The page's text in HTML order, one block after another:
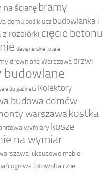
na ścianębramy
domu pod klucz budowlanka i
z rozbiórki cięcie betonu
designerskie fotele
drewniane Warszawa drzwi
budowlane
do gabinetu Kolektory
budowa domów
warszawakostka
wymiary kosze
na wymiar
luksusowe meble
ogniwa fotowoltaiczne